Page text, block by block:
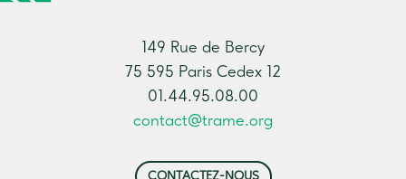
149 Rue de Bercy
75 595 Paris Cedex 12
01.44.95.08.00
contact@trame.org
CONTACTEZ-NOUS